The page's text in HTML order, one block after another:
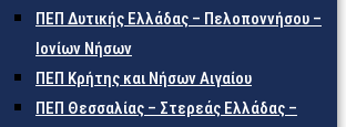
ΠΕΠ Δυτικής Ελλάδας – Πελοποννήσου –
Ιονίων Νήσων
ΠΕΠ Κρήτης και Νήσων Αιγαίου
ΠΕΠ Θεσσαλίας – Στερεάς Ελλάδας –